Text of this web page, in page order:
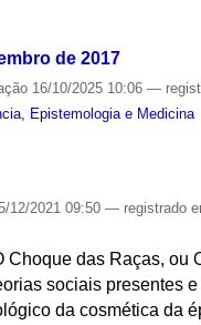
de 2017
16/10/2025 10:06—
Epistemologia e Medicina
12/2021 09:50— registrado
das Raças, ou
sociais presentes
da cosmética da